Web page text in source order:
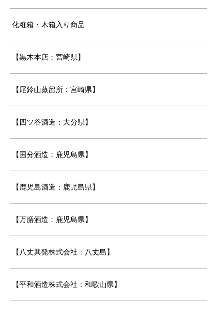
化粧箱・木箱入り商品
【黒木本店：宮崎県】
【尾鈴山蒸留所：宮崎県】
【四ツ谷酒造：大分県】
【国分酒造：鹿児島県】
【鹿児島酒造：鹿児島県】
【万膳酒造：鹿児島県】
【八丈興発株式会社：八丈島】
【平和酒造株式会社：和歌山県】